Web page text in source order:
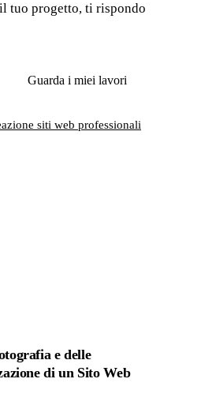
tuo progetto, ti rispondo
Guarda i miei lavori
siti web professionali
e delle
di un Sito Web